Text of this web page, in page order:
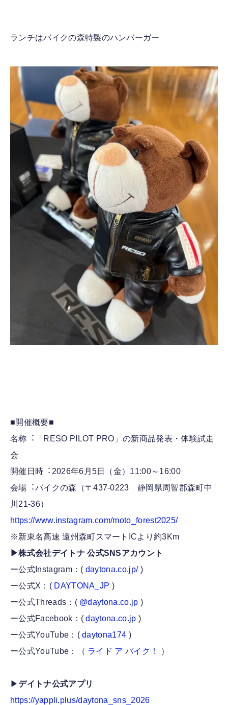
ランチはバイクの森特製のハンバーガー
■開催概要■
名称︓「RESO PILOT PRO」の新商品発表・体験試走
会
開催日時︓2026年6月5日（金）11:00～16:00
会場︓バイクの森（〒437-0223 静岡県周智郡森町中
川21-36）
https://www.instagram.com/moto_forest2025/
※新東名高速 遠州森町スマートICより約3Km
▶株式会社デイトナ 公式SNSアカウント
ー公式Instagram：( daytona.co.jp/)
ー公式X：( DAYTONA_JP )
ー公式Threads：( @daytona.co.jp )
ー公式Facebook：(daytona.co.jp )
ー公式YouTube：(daytona174 )
ー公式YouTube：（ ライド ア バイク！ ）
▶ デイトナ公式アプリ
https://yappli.plus/daytona_sns_2026